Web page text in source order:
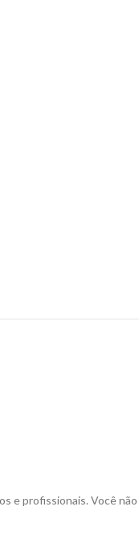
e profissionais. Você